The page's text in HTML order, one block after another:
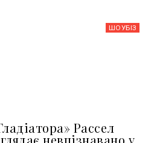
ШОУБIЗ
Рассел
невпізнавано у